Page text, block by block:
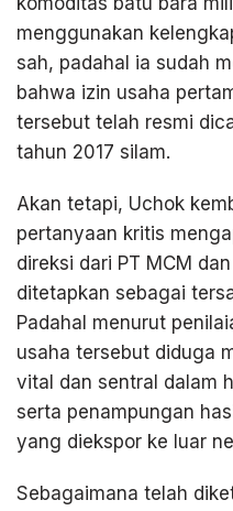
menggunakan
sah, padahal ia sudah
bahwa izin usaha
tersebut telah resmi
tahun 2017 silam.
Akan tetapi, Uchok
pertanyaan kritis
direksi dari PT MCM
ditetapkan sebagai
Padahal menurut
usaha tersebut diduga
vital dan sentral dalam
serta penampungan
yang diekspor ke luar
Sebagaimana telah